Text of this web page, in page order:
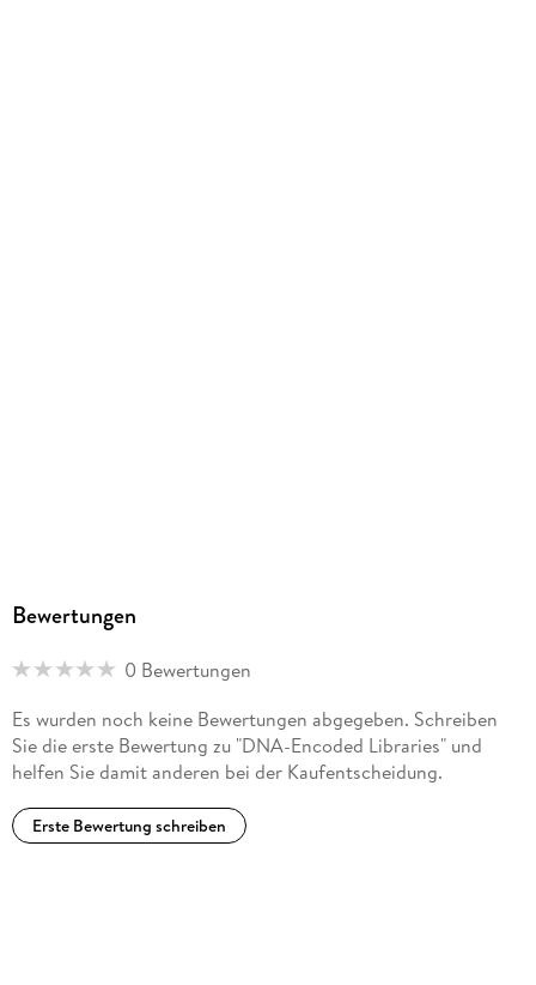
Bewertungen
0 Bewertungen
Es wurden noch keine Bewertungen abgegeben. Schreiben
Sie die erste Bewertung zu "DNA-Encoded Libraries" und
helfen Sie damit anderen bei der Kaufentscheidung.
Erste Bewertung schreiben